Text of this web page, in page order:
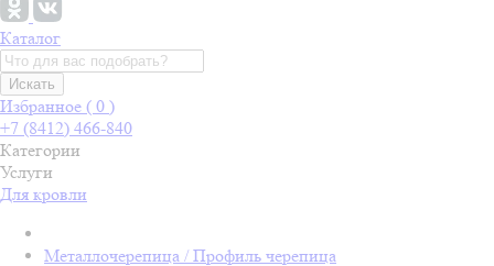
Каталог
Искать
Избранное ( 0 )
+7 (8412) 466-840
Категории
Услуги
Для кровли
Металлочерепица / Профиль черепица